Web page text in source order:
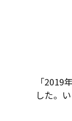
「2019
した。